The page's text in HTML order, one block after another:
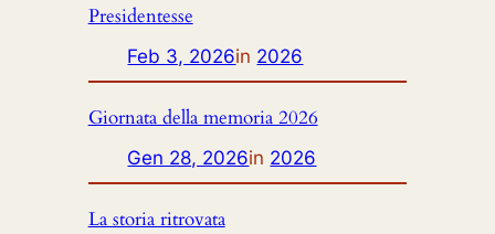
Presidentesse
Feb 3, 2026in 2026
Giornata della memoria 2026
Gen 28, 2026in 2026
La storia ritrovata